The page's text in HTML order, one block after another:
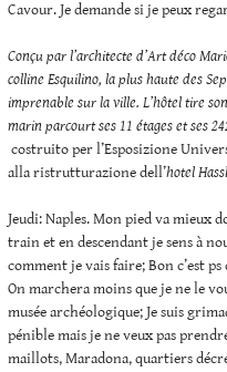
Cavour. Je demande si je peux
Conçu par l’architecte d’Art déco
colline Esquilino, la plus haute des
imprenable sur la ville. L’hôtel tire
marin parcourt ses 11 étages et ses
costruito per l’Esposizione
alla ristrutturazione dell’hotel
Jeudi: Naples. Mon pied va mieux
train et en descendant je sens à
comment je vais faire; Bon c’est
On marchera moins que je ne le
musée archéologique; Je suis
pénible mais je ne veux pas
maillots, Maradona, quartiers